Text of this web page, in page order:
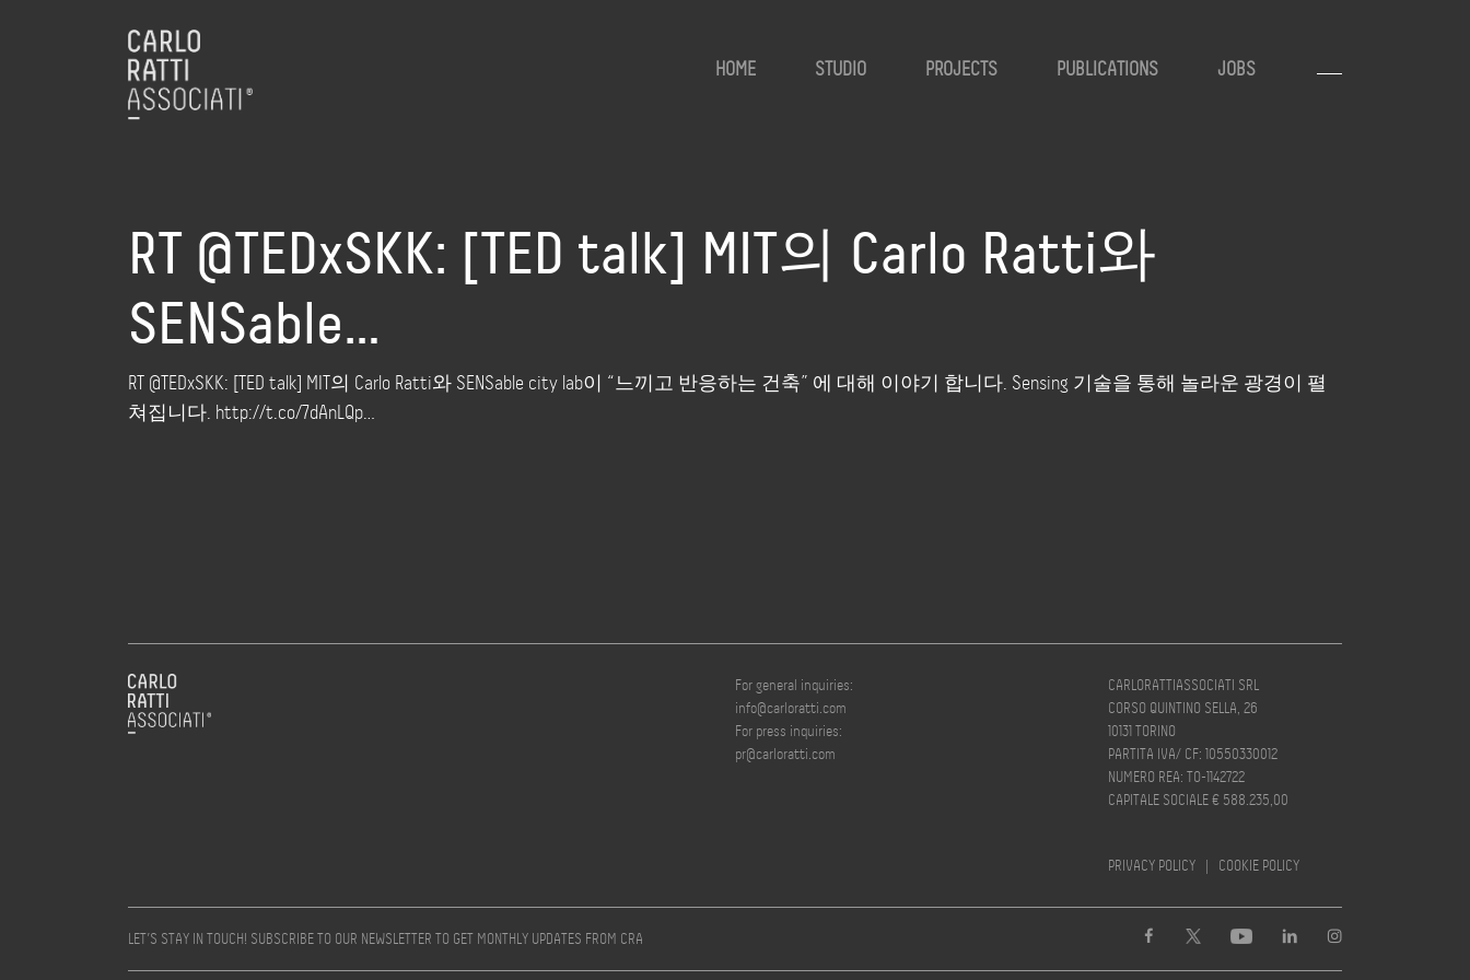
HOME STUDIO PROJECTS PUBLICATIONS JOBS
RT @TEDxSKK: [TED talk] MIT의 Carlo Ratti와
SENSable…
RT @TEDxSKK: [TED talk] MIT의 Carlo Ratti와 SENSable city lab이 “느끼고 반응하는 건축” 에 대해 이야기 합니다. Sensing 기술을 통해 놀라운 광경이 펼
쳐집니다. http://t.co/7dAnLQp…
For general inquiries:
info@carloratti.com
For press inquiries:
pr@carloratti.com
CARLORATTIASSOCIATI SRL
CORSO QUINTINO SELLA, 26
10131 TORINO
PARTITA IVA/ CF: 10550330012
NUMERO REA: TO-1142722
CAPITALE SOCIALE € 588.235,00
PRIVACY POLICY | COOKIE POLICY
LET’S STAY IN TOUCH! SUBSCRIBE TO OUR NEWSLETTER TO GET MONTHLY UPDATES FROM CRA